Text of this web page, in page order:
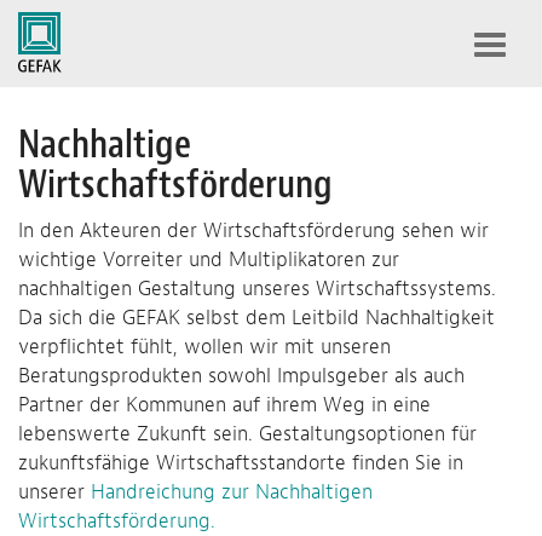
Nachhaltige
Wirtschaftsförderung
In den Akteuren der Wirtschaftsförderung sehen wir
wichtige Vorreiter und Multiplikatoren zur
nachhaltigen Gestaltung unseres Wirtschaftssystems.
Da sich die GEFAK selbst dem Leitbild Nachhaltigkeit
verpflichtet fühlt, wollen wir mit unseren
Beratungsprodukten sowohl Impulsgeber als auch
Partner der Kommunen auf ihrem Weg in eine
lebenswerte Zukunft sein. Gestaltungsoptionen für
zukunftsfähige Wirtschaftsstandorte finden Sie in
unserer Handreichung zur Nachhaltigen
Wirtschaftsförderung.